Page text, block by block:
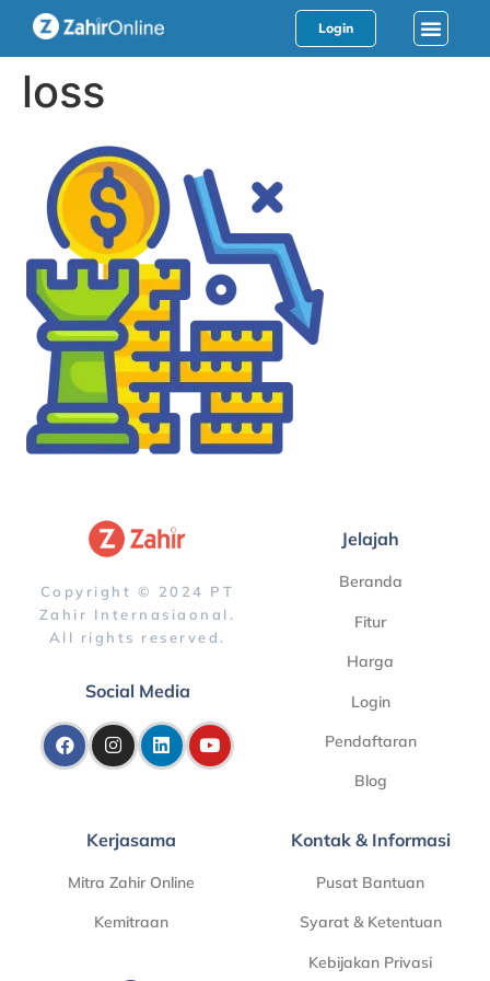
Login
loss
Copyright © 2024 PT
Zahir Internasiaonal.
All rights reserved.
Social Media
Jelajah
Beranda
Fitur
Harga
Login
Pendaftaran
Blog
Kerjasama
Mitra Zahir Online
Kemitraan
Kontak & Informasi
Pusat Bantuan
Syarat & Ketentuan
Kebijakan Privasi